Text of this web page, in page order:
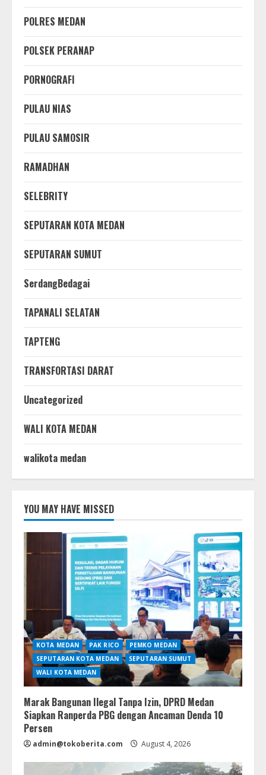
POLRES MEDAN
POLSEK PERANAP
PORNOGRAFI
PULAU NIAS
PULAU SAMOSIR
RAMADHAN
SELEBRITY
SEPUTARAN KOTA MEDAN
SEPUTARAN SUMUT
SerdangBedagai
TAPANALI SELATAN
TAPTENG
TRANSFORTASI DARAT
Uncategorized
WALI KOTA MEDAN
walikota medan
YOU MAY HAVE MISSED
KOTA MEDAN PAK RICO
PEMKO MEDAN
SEPUTARAN KOTA MEDAN
SEPUTARAN SUMUT
WALI KOTA MEDAN
Marak Bangunan Ilegal Tanpa Izin, DPRD Medan
Siapkan Ranperda PBG dengan Ancaman Denda 10
Persen
admin@tokoberita.com August 4, 2026